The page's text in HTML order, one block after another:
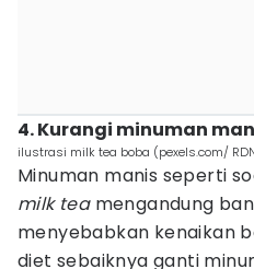
4. Kurangi minuman
ilustrasi milk tea boba (pexels.com/
Minuman manis seperti
milk teamengandung
menyebabkan kenaikan
diet sebaiknya ganti